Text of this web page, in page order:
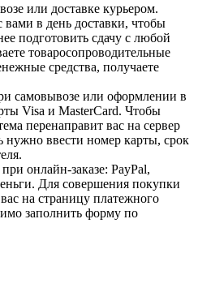
или доставке курьером.
вами в день доставки, чтобы
подготовить сдачу с любой
товаросопроводительные
средства, получаете
самовывозе или оформлении в
Visa и MasterCard. Чтобы
перенаправит вас на сервер
нужно ввести номер карты, срок
онлайн-заказе: PayPal,
Для совершения покупки
на страницу платежного
заполнить форму по